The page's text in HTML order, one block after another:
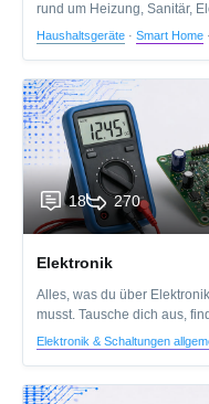
rund um Heizung, Sanitär,
Haushaltsgeräte · Smart Home ·
18 270
Elektronik
Alles, was du über
musst. Tausche dich aus,
Elektronik & Schaltungen